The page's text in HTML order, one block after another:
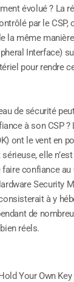
évolué ? La
par le CSP,
la même
Interface)
pour rendre
de sécurité
à son CSP
ont le vent en
elle
confiance au
Security
à y
de
réels.
Your Own